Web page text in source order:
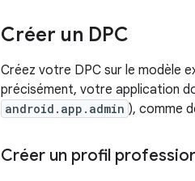
Créer un DPC
Créez votre DPC sur le modèle
précisément, votre application
android.app.admin ), comme
Créer un profil